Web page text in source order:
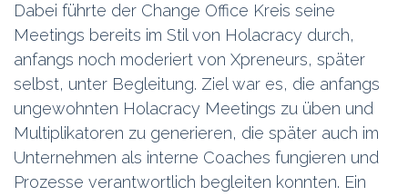
Dabei führte der Change Office Kreis seine
Meetings bereits im Stil von Holacracy durch,
anfangs noch moderiert von Xpreneurs, später
selbst, unter Begleitung. Ziel war es, die anfangs
ungewohnten Holacracy Meetings zu üben und
Multiplikatoren zu generieren, die später auch im
Unternehmen als interne Coaches fungieren und
Prozesse verantwortlich begleiten konnten. Ein